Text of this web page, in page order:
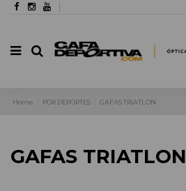
Home POR DEPORTES GAFAS TRIATLON
GAFAS TRIATLON